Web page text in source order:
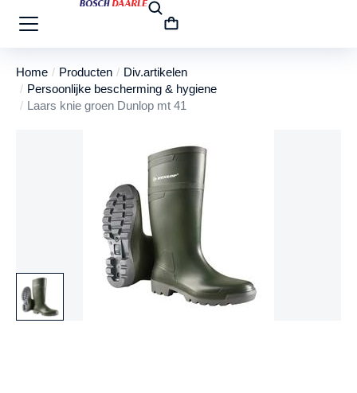
Je bent hier:
Home Producten
Div.artikelen
Persoonlijke bescherming & hygiene
Laars knie groen Dunlop mt 41